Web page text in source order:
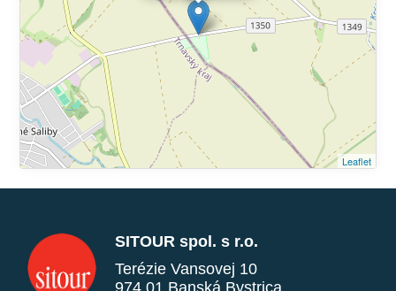
Leaflet
SITOUR spol. s r.o.
Terézie Vansovej 10
974 01 Banská Bystrica